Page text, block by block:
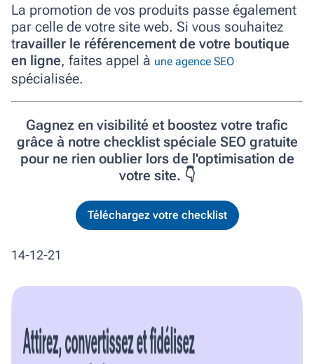
La promotion de vos produits passe également
par celle de votre site web. Si vous souhaitez
travailler le référencement de votre boutique
en ligne, faites appel à une agence SEO
spécialisée.
Gagnez en visibilité et boostez votre trafic
grâce à notre checklist spéciale SEO gratuite
pour ne rien oublier lors de l'optimisation de
votre site. 👇
Téléchargez votre checklist
14-12-21